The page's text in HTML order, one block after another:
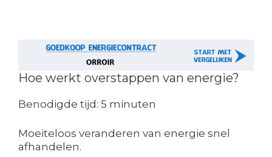
Hoe werkt overstappen van energie?
Benodigde tijd: 5 minuten
Moeiteloos veranderen van energie snel
afhandelen.